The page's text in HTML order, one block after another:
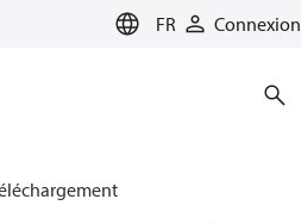
FR Connexion
- chauffage